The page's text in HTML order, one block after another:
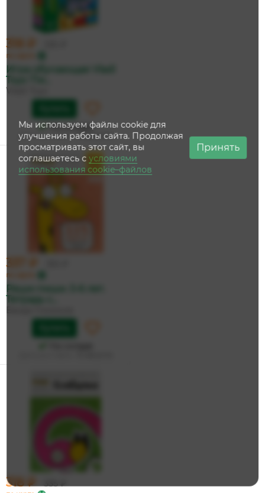
318 ₽
по карте
Игра обучающая Vladi
Toys 'Пи...
Vladi Toys
На складе
Дата доставки:13 августа
337 ₽
по карте
Тетрадь с...
318 ₽ 335 ₽
Мы используем файлы cookie для
улучшения работы сайта. Продолжая
просматривать этот сайт, вы
соглашаетесь сусловиями
использования cookie–файлов
Принять